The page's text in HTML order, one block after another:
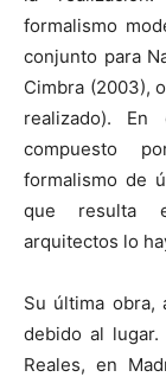
formalismo
conjunto para
Cimbra (2003),
realizado).
compuesto
formalismo de
que resulta
arquitectos lo
Su última obra,
debido al
Reales, en